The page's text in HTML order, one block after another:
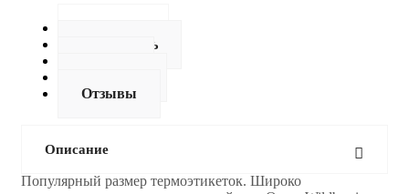
Как купить
Отзывы
Описание
Популярный размер термоэтикеток. Широко